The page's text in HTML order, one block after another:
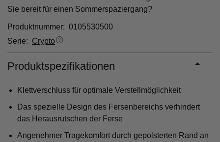
Sie bereit für einen Sommerspaziergang?
Produktnummer: 0105530500
Serie: Crypto
Produktspezifikationen
Klettverschluss für optimale Verstellmöglichkeit
Das spezielle Design des Fersenbereichs verhindert
das Herausrutschen der Ferse
Angenehmer Tragekomfort durch gepolsterten Rand an